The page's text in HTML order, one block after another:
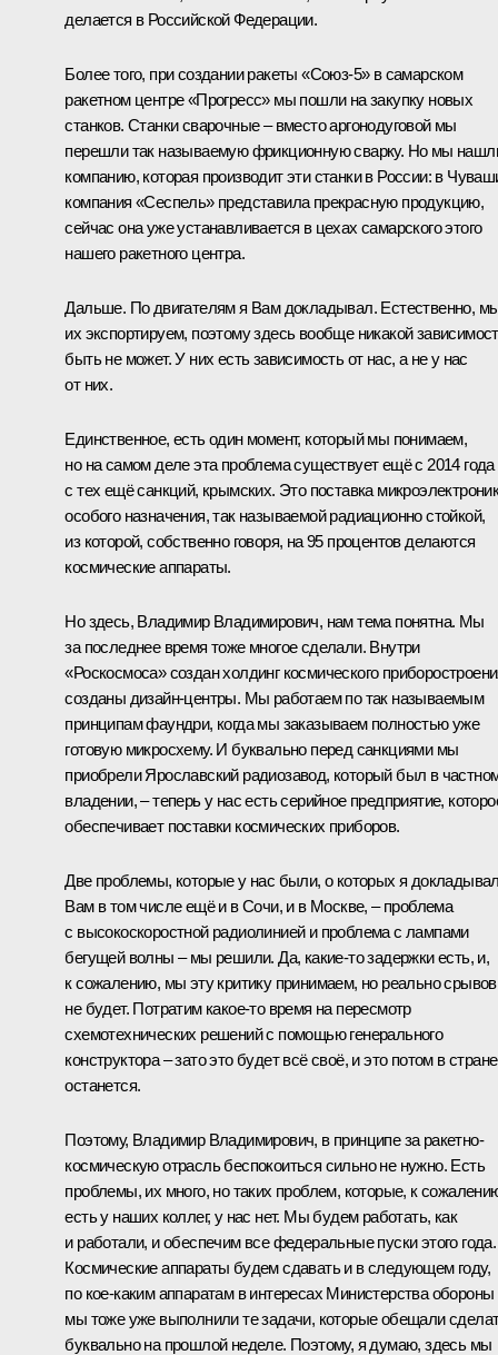
делается в Российской Федерации.
Более того, при создании ракеты «Союз-5» в самарском
ракетном центре «Прогресс» мы пошли на закупку новых
станков. Станки сварочные – вместо аргонодуговой мы
перешли так называемую фрикционную сварку. Но мы
компанию, которая производит эти станки в России: в
компания «Сеспель» представила прекрасную продукцию,
сейчас она уже устанавливается в цехах самарского этого
нашего ракетного центра.
Дальше. По двигателям я Вам докладывал. Естественно,
их экспортируем, поэтому здесь вообще никакой
быть не может. У них есть зависимость от нас, а не у нас
от них.
Единственное, есть один момент, который мы понимаем,
но на самом деле эта проблема существует ещё с 2014 года
с тех ещё санкций, крымских. Это поставка
особого назначения, так называемой радиационно стойкой,
из которой, собственно говоря, на 95 процентов делаются
космические аппараты.
Но здесь, Владимир Владимирович, нам тема понятна. Мы
за последнее время тоже многое сделали. Внутри
«Роскосмоса» создан холдинг космического
созданы дизайн-центры. Мы работаем по так называемым
принципам фаундри, когда мы заказываем полностью уже
готовую микросхему. И буквально перед санкциями мы
приобрели Ярославский радиозавод, который был в
владении, – теперь у нас есть серийное предприятие,
обеспечивает поставки космических приборов.
Две проблемы, которые у нас были, о которых я
Вам в том числе ещё и в Сочи, и в Москве, – проблема
с высокоскоростной радиолинией и проблема с лампами
бегущей волны – мы решили. Да, какие-то задержки есть, и,
к сожалению, мы эту критику принимаем, но реально срывов
не будет. Потратим какое-то время на пересмотр
схемотехнических решений с помощью генерального
конструктора – зато это будет всё своё, и это потом в стране
останется.
Поэтому, Владимир Владимирович, в принципе за ракетно-
космическую отрасль беспокоиться сильно не нужно. Есть
проблемы, их много, но таких проблем, которые, к
есть у наших коллег, у нас нет. Мы будем работать, как
и работали, и обеспечим все федеральные пуски этого года.
Космические аппараты будем сдавать и в следующем году,
по кое-каким аппаратам в интересах Министерства обороны
мы тоже уже выполнили те задачи, которые обещали
буквально на прошлой неделе. Поэтому, я думаю, здесь мы